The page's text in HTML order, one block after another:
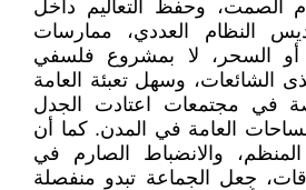
الصمت، وحفظ التعاليم داخل
النظام العددي، ممارسات
أو السحر، لا بمشروع فلسفي
الشائعات، وسهل تعبئة العامة
في مجتمعات اعتادت الجدل
العامة في المدن. كما أن
والانضباط الصارم في
جعل الجماعة تبدو منفصلة